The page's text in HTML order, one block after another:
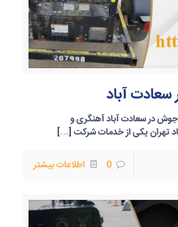
آباد
در سعادت آباد آهنگری و
تهران یکی از خدمات شرکت […]
0 اطلاعات بیشتر